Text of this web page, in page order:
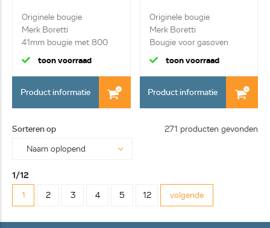
Originele bougie
Merk Boretti
41mm bougie met 800
mm kabel
toon voorraad
Product informatie
Originele bougie
Merk Boretti
Bougie voor gasoven
1750mm
toon voorraad
Product informatie
Sorteren op 271 producten gevonden
1/12
1
2 3 4 5 12 volgende